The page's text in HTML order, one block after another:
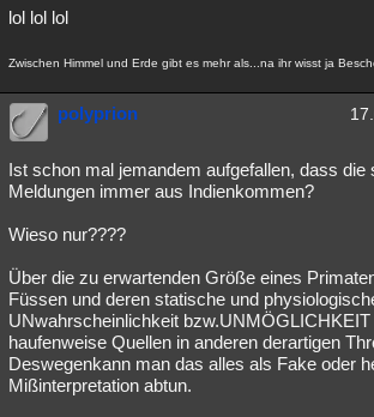
lol lol lol
Zwischen Himmel und Erde gibt es mehr als...na ihr wisst ja
polyprion
Ist schon mal jemandem aufgefallen, dass die
Meldungen immer aus Indienkommen?
Wieso nur????
Über die zu erwartenden Größe eines
Füssen und deren statische und
UNwahrscheinlichkeit bzw.UNMÖGLICHKEIT
haufenweise Quellen in anderen derartigen
Deswegenkann man das alles als Fake oder
Mißinterpretation abtun.